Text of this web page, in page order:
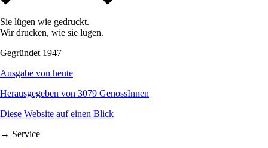
Sie lügen wie gedruckt.
Wir drucken, wie sie lügen.
Gegründet 1947
Ausgabe von heute
Herausgegeben von 3079 GenossInnen
Diese Website auf einen Blick
→ Service